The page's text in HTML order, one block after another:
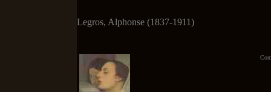
Legros, Alphonse (1837-1911)